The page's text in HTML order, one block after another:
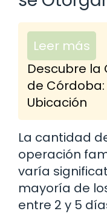
Leer más
Descubre la
de Córdoba:
Ubicación
La cantidad
operación
varía
mayoría de
entre 2 y 5